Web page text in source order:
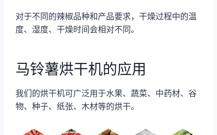
对于不同的辣椒品种和产品要求，干燥过程中的温
度、湿度、干燥时间会相对不同。
马铃薯烘干机的应用
我们的烘干机可广泛用于水果、蔬菜、中药材、谷
物、种子、纸张、木材等的烘干。